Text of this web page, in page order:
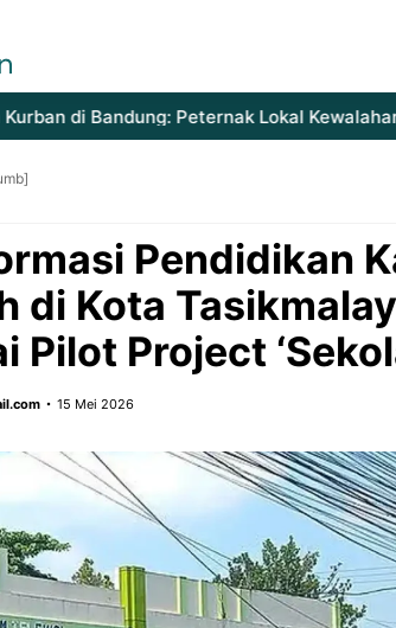
di Bandung: Peternak Lokal Kewalahan
Pendidikan
di Kota
Pilot Project
15 Mei 2026